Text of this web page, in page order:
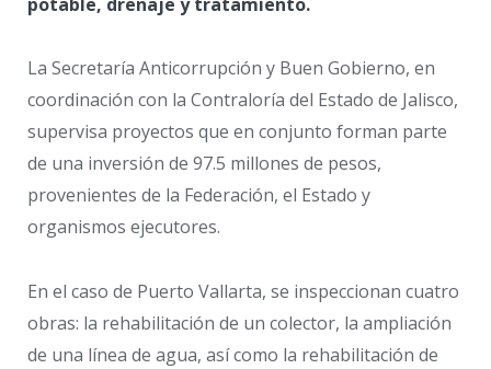
La Secretaría Anticorrupción y Buen Gobierno, en
coordinación con la Contraloría del Estado de Jalisco,
supervisa proyectos que en conjunto forman parte
de una inversión de 97.5 millones de pesos,
provenientes de la Federación, el Estado y
organismos ejecutores.
En el caso de Puerto Vallarta, se inspeccionan cuatro
obras: la rehabilitación de un colector, la ampliación
de una línea de agua, así como la rehabilitación de